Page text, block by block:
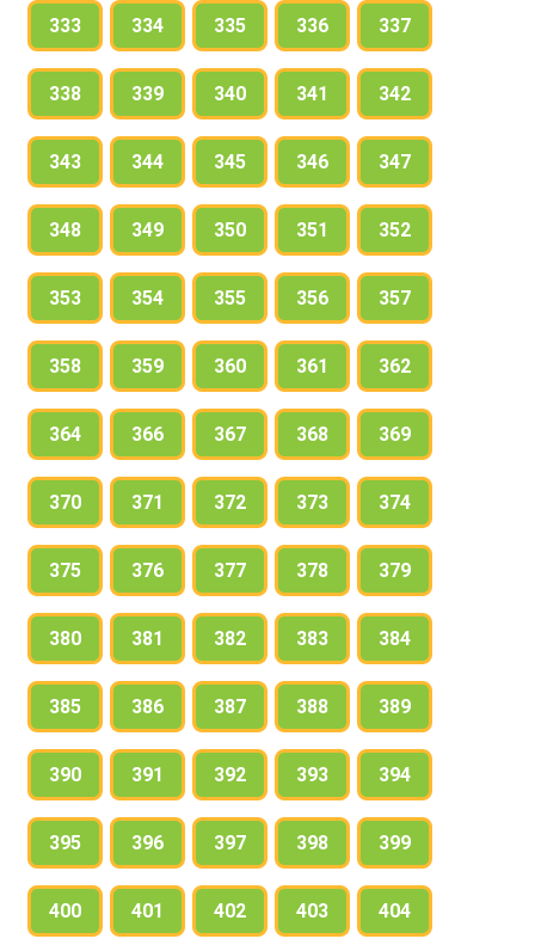
333 334 335 336 337
338 339 340 341 342
343 344 345 346 347
348 349 350 351 352
353 354 355 356 357
358 359 360 361 362
364 366 367 368 369
370 371 372 373 374
375 376 377 378 379
380 381 382 383 384
385 386 387 388 389
390 391 392 393 394
395 396 397 398 399
400 401 402 403 404